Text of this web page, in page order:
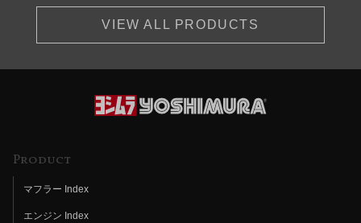
VIEW ALL PRODUCTS
Product
マフラー Index
エンジン Index